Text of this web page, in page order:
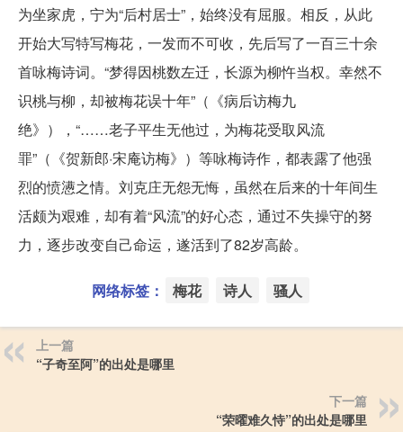
为坐家虎，宁为“后村居士”，始终没有屈服。相反，从此
开始大写特写梅花，一发而不可收，先后写了一百三十余
首咏梅诗词。“梦得因桃数左迁，长源为柳忤当权。幸然不
识桃与柳，却被梅花误十年”（《病后访梅九
绝》），“……老子平生无他过，为梅花受取风流
罪”（《贺新郎·宋庵访梅》）等咏梅诗作，都表露了他强
烈的愤懑之情。刘克庄无怨无悔，虽然在后来的十年间生
活颇为艰难，却有着“风流”的好心态，通过不失操守的努
力，逐步改变自己命运，遂活到了82岁高龄。
网络标签： 梅花 诗人 骚人
上一篇
“子奇至阿”的出处是哪里
下一篇
“荣曜难久恃”的出处是哪里